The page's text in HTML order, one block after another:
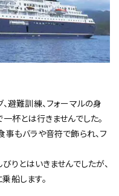
避難訓練、フォーマルの身
杯とは行きませんでした。
事もバラや音符で飾られ、フ
りとはいきませんでしたが、
船します。